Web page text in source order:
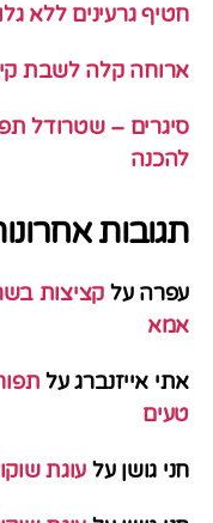
חטיף גרעינים ללא
ארוחה קלה לשבת
סיגרים – שטרודל
להכנה
תגובות
עפרה על קציצות
אמא
אתי אייזנברגעל
טעים
חני גושן על עוגת